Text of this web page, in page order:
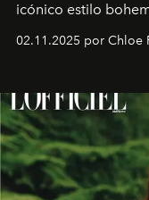
icónico estilo
02.11.2025 por Chloe